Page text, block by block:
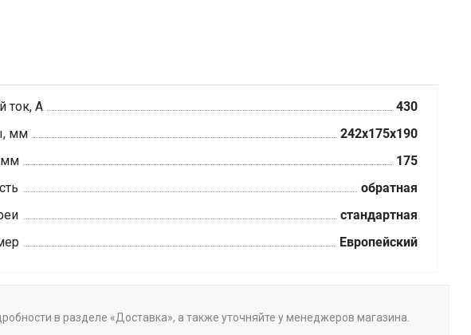
ток, А
430
мм
242x175x190
мм
175
обратная
стандартная
Европейский
в разделе «Доставка», а также уточняйте у менеджеров магазина.